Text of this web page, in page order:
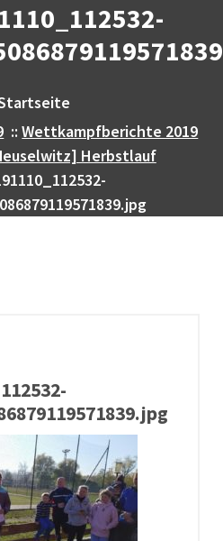
::Wettkampfberichte 2019
Herbstlauf